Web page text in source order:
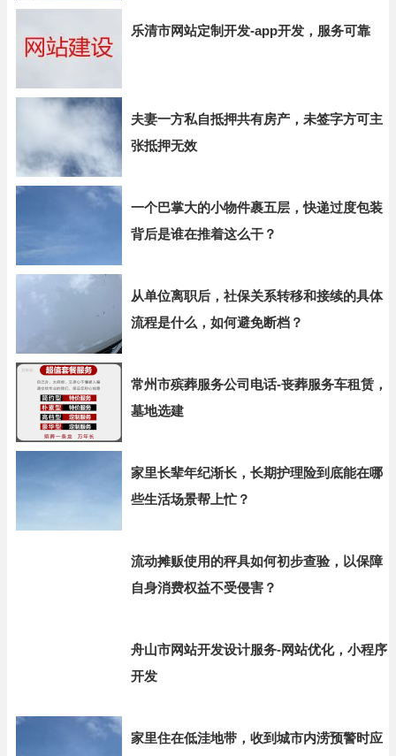
乐清市网站定制开发-app开发，服务可靠
夫妻一方私自抵押共有房产，未签字方可主
张抵押无效
一个巴掌大的小物件裹五层，快递过度包装
背后是谁在推着这么干？
从单位离职后，社保关系转移和接续的具体
流程是什么，如何避免断档？
常州市殡葬服务公司电话-丧葬服务车租赁，
墓地选建
家里长辈年纪渐长，长期护理险到底能在哪
些生活场景帮上忙？
流动摊贩使用的秤具如何初步查验，以保障
自身消费权益不受侵害？
舟山市网站开发设计服务-网站优化，小程序
开发
家里住在低洼地带，收到城市内涝预警时应